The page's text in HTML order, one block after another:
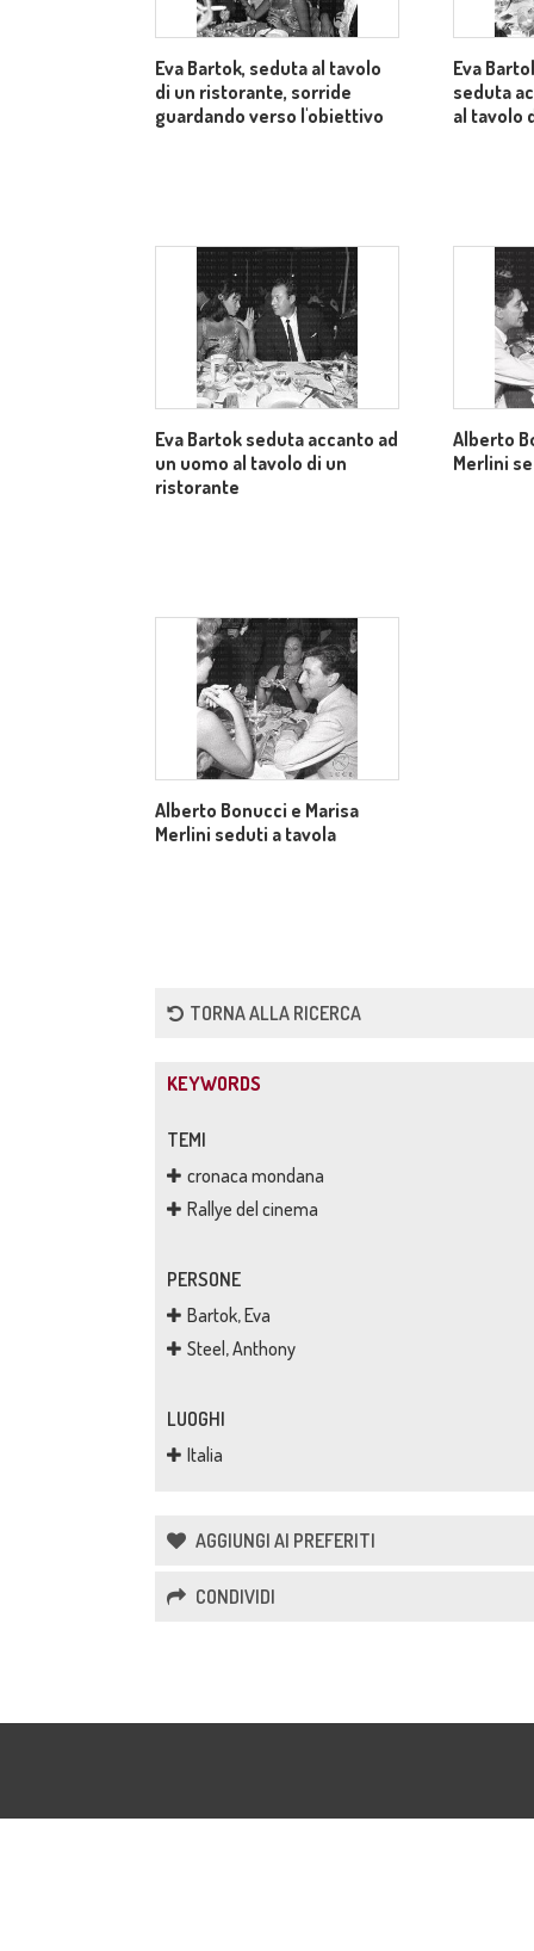
Eva Bartok, seduta al tavolo
di un ristorante, sorride
guardando verso l'obiettivo
Eva
seduta
al tavolo
Eva Bartok seduta accanto ad
un uomo al tavolo di un
ristorante
Alberto
Merlini
Alberto Bonucci e Marisa
Merlini seduti a tavola
TORNA ALLA RICERCA
KEYWORDS
TEMI
cronaca mondana
Rallye del cinema
PERSONE
Bartok, Eva
Steel, Anthony
LUOGHI
Italia
AGGIUNGI AI PREFERITI
CONDIVIDI